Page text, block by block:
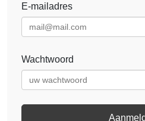
E-mailadres
Wachtwoord